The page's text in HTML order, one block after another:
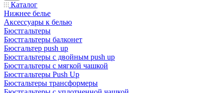
Каталог
Нижнее белье
Аксессуары к белью
Бюстгальтеры
Бюстгальтеры балконет
Бюсгальтер push up
Бюстгальтеры с двойным push up
Бюстгальтеры с мягкой чашкой
Бюстгальтеры Push Up
Бюстальтеры трансформеры